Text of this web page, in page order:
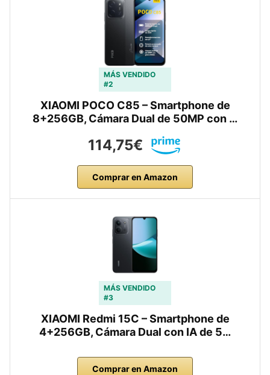
MÁS VENDIDO
#2
XIAOMI POCO C85 – Smartphone de
8+256GB, Cámara Dual de 50MP con …
114,75€
Comprar en Amazon
MÁS VENDIDO
#3
XIAOMI Redmi 15C – Smartphone de
4+256GB, Cámara Dual con IA de 5…
Comprar en Amazon